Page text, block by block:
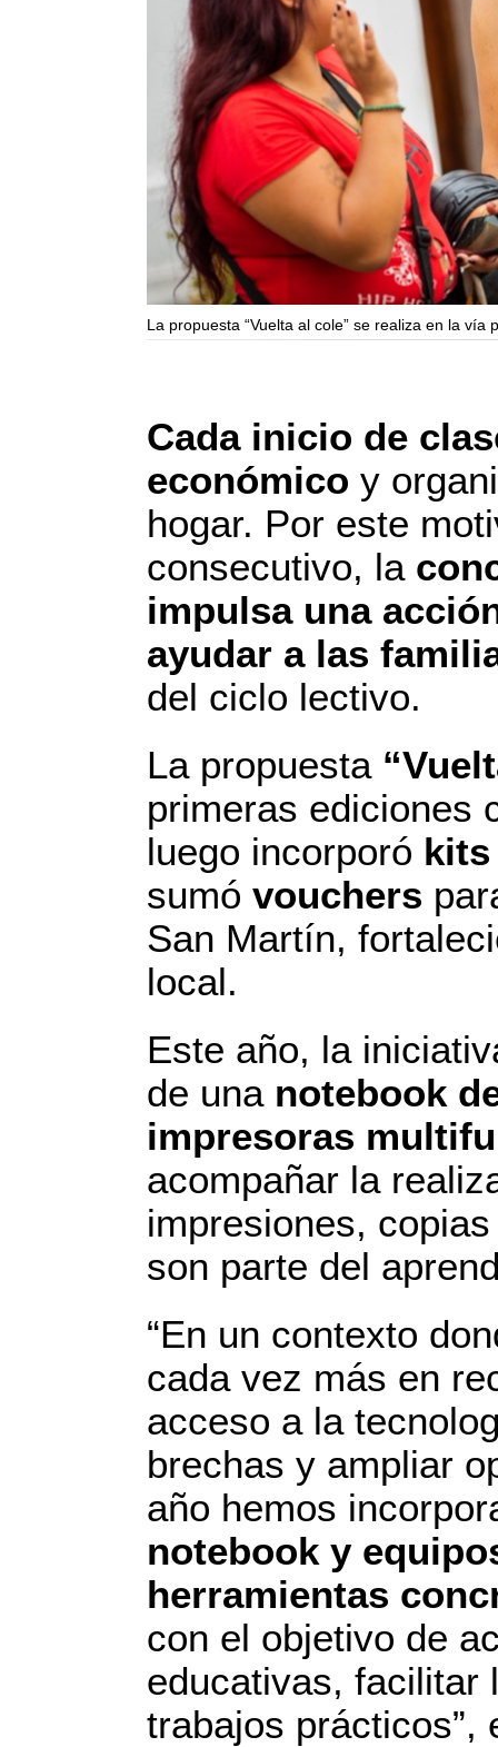
La propuesta “Vuelta al cole” se realiza en la vía
Cada inicio de
económico y
hogar. Por este
consecutivo, la
impulsa una
ayudar a las
del ciclo lectivo.
La propuesta
primeras ediciones
luego incorporó kits
sumó vouchers
San Martín,
local.
Este año, la
de una notebook
impresoras
acompañar la
impresiones,
son parte del
“En un contexto
cada vez más en
acceso a la
brechas y ampliar
año hemos
notebook y
herramientas
con el objetivo de
educativas, facilitar
trabajos prácticos”,